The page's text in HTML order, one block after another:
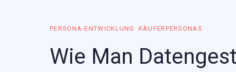
PERSONA-ENTWICKLUNG KÄUFERPERSONAS
Wie Man